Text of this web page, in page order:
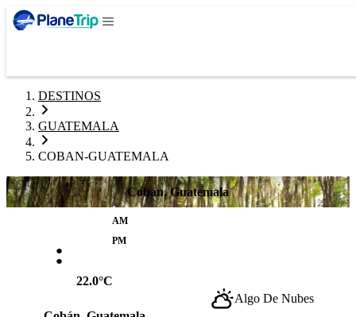
DESTINOS
GUATEMALA
COBAN-GUATEMALA
Cobán, Guatemala
:
AM
PM
22.0°C
Algo De Nubes